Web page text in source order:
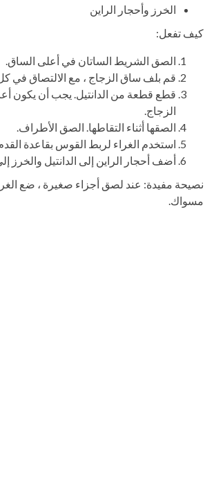
الخرز وأحجار الراين
كيف تفعل:
الصق الشريط الساتان في أعلى الساق.
قم بلف ساق الزجاج ، مع الالتصاق في كل
قطع قطعة من الدانتيل. يجب أن يكون
الزجاج.
الصقها أثناء التقاطها. الصق الأطراف.
استخدم الغراء لربط القوس بقاعدة
أضف أحجار الراين إلى الدانتيل والخرز
نصيحة مفيدة: عند لصق أجزاء صغيرة ، ضع
مسواك.